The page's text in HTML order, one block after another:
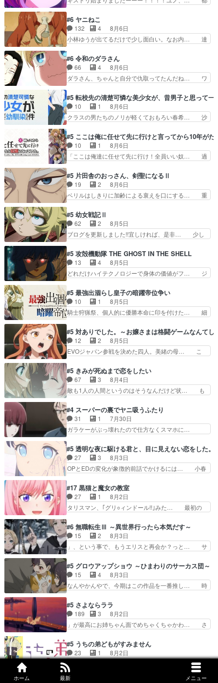
ホーム 最新 メニュー
人・鏡との出会いで少しは変わった… やはり何か
への恨みは根深そうやね姫を舐… 新キャラが登場
早々変態扱いされてる件。タ… まだまだお元気そ
うなお声で……不意打ち過…
復を見守っていかないと、ですね！！み… 開幕聞
き取りスタッフに定治いなかった？ま… ののちゃ
んのお手当てはお節介だったりする… ビオラの立
ち回り害悪すぎるお近づきの印が… ・律っちゃん
一難、律がビオラの呪縛から… 「私はあなたが嫌
いなんです」「バンドやめ… 何が起きているの
か！？次週、みゅーたいぷ…
#6 ヤニねこ
132 4
8月6日
小林ゆうが出てるだけで少し面白い。なお内… 達
マドンってなんなん！？人見知りっぽい… なんな
ら下ネタ0じゃなかったかこんな回が… 他のエピ
ソードに対してマイルドな回だった… 今回はだい
ぶある程度抑えてる？w感じな気… アルねこ、そ
ていたゴキブリ死んでるGP… アルねこ危険です
よね。健康的な面で··江… 酔い潰れ行き着いた江
ノ島で、朝日を眺めな…
#6 令和のダラさん
66 4
8月6日
ダラさん、ちゃんと自分で仇取ってたんだね… ワ
ットに憧れてビーム撃ちたいと…そうい… 余りに
も凄惨なダラさんの過去ダラさんの６… 過去編は
これで一区切りかなギャグも面白い… ガンガガン
♪薫がなんかしっかり歌ってロマ… 姉巫女の誤
日頃からガンガン言うてないで… このアニメはど
こに行くのだろう、面白すぎ… 姉のした事はただ
単に一族を絶滅させただけ…
#5 転校先の清楚可憐な美少女が、昔男子と思って一
10 1
8月6日
クラスの男たちのノリが軽くておもろい春希… 沙
もちゃんが透けブラしててびっくりして… レベル
のキャラが登場。相変わらず顔や体の… 隼人が春
希の級友を巻き込んだイジりに動じ… 第５話を
U-NEXTで視聴しました。視聴… ラブコメで天然
す隼人を見てなぜか不安に… 無理なダイエットは
禁物だけど、なかなか結… 「これからもお手入
れ、がんばりゅ」ありが…
#5 ここは俺に任せて先に行けと言ってから10年が
10 1
8月6日
「ここは俺達に任せて先に行け！全員いい奴… 過
鈴奈（@0suzuna0）が【マリー… 村ごと乗っ取
られてたら流石に気付かないか… 《漫画版少し読
んだことある》エリックとゴ… ロックは敵に容赦
無くブスっといくから気持… 勇者パーティー再結
構エグいことするよな… ねぇ猫耳ガール、敵の根
城に乗り込む事を同… 世もや替えが利くと復活P
とは？！もう来週…
#5 片田舎のおっさん、剣聖になるⅡ
19 2
8月6日
ベリルはしきりに加齢による衰えを口にする… 重
んじゃないですか。魔物の群を発見した… アマプ
ラにて視聴終わり！サーベルボア討伐… を言い訳
にしたくないものですねwボア狩り… 先生として
のベリルが好きだけど、今回みた… 4人だけでサ
ーベルボアが暴れてると聞い… ちょっと年齢の事
を言いすぎとゆーか言い訳… ベリルの母もやはり
只者じゃなかったかベリ…
#5 幼女戦記Ⅱ
62 2
8月5日
ブログを更新しました!!宜しければ、是非… 少し
ゥーアの唯一の手駒が強すぎる笑あお… 私にとっ
て完全にご褒美回ゼー様の葉巻シー… やはりター
ニャが後方指揮だと展開に迫力が… “貧乏籤百連
無料ガチャ”100連でも1回… 2期入ってから地味
ばならぬ」って言葉に… ゼートゥーア左遷によっ
て参謀本部の連携が… 緊張感ある戦闘描写とギャ
グ今週の『有能な…
#5 攻殻機動隊 THE GHOST IN THE SHELL
13 4
8月5日
どれだけハイテクノロジーで身体の価値がフ… ジ
コマだいぶ理性持ち始めた。この世界の… 原作読
んだのもう何年も前なのに、覚えてる… コイルの
汚職を突き止めるべくバトーの指導… やまとん1
号はどこの部分で使うのだろう？… 日本とロシア
primevideoで視聴しまし… 前回同様『イノセン
ス』を含む押井・神山版… 第５話「EPISODEラ
ストの母親の気持…
#5 最強出涸らし皇子の暗躍帝位争い
10 1
8月5日
騎士狩猟祭、個人的に優勝本命に印を付けた… 細
ナがチートすぎる笑アルは最初から自分… プラネ
ット・ウィズ展開アツいな「騎士狩猟… 麦茶どこ
ろかタイトル通り麦茶の出涸らしぐ… 第５話を
ABEMAで視聴しました。視聴に… 復讐に燃える
が“萌え”なのでこの娘が皇帝… ウサギ好きそうな
王女殿下がかわいい。幼馴… ついに始まった狩猟
祭。エルナの活躍で上位…
#5 対ありでした。～お嬢さまは格闘ゲームなんてし
12 2
8月5日
EVOジャパン参戦を決めた四人。美緒の母… こ
目は気品溢れてるのに中身は…美緒ママ… テー
マ：格ゲー大会に行くには？感想は、美… 大会を
前に格ゲー熱が高まる一方、百合の本… 東京で開
催される格ゲー大会に参加すること… Japanに向
めに東京へ!/でも観光よ… 旅の支度全部やってく
れる先輩、なんだかん… 第５話をｄアニメストア
で視聴しました。視…
#5 きみが死ぬまで恋をしたい
67 3
8月4日
敵も1人の人間というのはそうなんだけど状… も
を人間に戻して欲しいでも自分達が代わ… ご視聴
ありがとうございました見るたびに切… 誰かと思
ったらちゅー先輩か。しれっと相方… 第５話感
想：コ□した相手にも家族や…､戦… つらい回
ナとミミも可愛かった2人の関係… 確かに相手に
も家族や大切な人はいるけど、… 白シャツが作業
着みたいなもんなんですかね…
#4 スーパーの裏でヤニ吸うふたり
31 1
7月30日
ガラケーがぶっ壊れたので仕方なくスマホに…
はり出オチ感が否めず、エピソードの打率… 田山
さんが佐々木さんに沼っていく…こんな… 佐々木
さん、腕フェチなんですね笑最近まじ… 佐々木が
ガラケーからスマホに変えるって、… もうドラマ
ゃわない？佐々木さんの優しさ… 先行で見た時よ
り2人のやり取りに癒しを感… ABEMA版の7〜8
話佐々木が実年齢以上…
#5 透明な夜に駆ける君と、目に見えない恋をした。
27 3
8月3日
OPとEDの変化が象徴的前話でかけるには… 小春
か、こんな風に見えてるのかぁ。かける… 完全な
両片思いになりましたねぇ…OPとE… 余計な物
は描かず白く靄がかった小春ちゃん… 光も感じな
い完全な盲目なんやね…おめかし… 母役に能登さ
も描かれていて良かった本当… 股に海豚を挟み水
上バスでの会話を反芻…恋… OPEDとも無人バー
ジョンから主人公２人…
#17 黒猫と魔女の教室
27 1
8月2日
タリスマン、｢グリ○ィンドール!!｣みた… 最初の
ホントスピカが大好きだよね。ツン… 一等級ポテ
ンシャルのアリアちゃん可愛くて… そういや、ア
リアは能力は最上級のくせに、… とうとうアリア
と直接競う場がきたこれまで… 毎度ながらのスピ
マン趣味ダダ漏れで好き… 期末試験が始まろうと
しておりスピカは対策… 能力鑑定胸像タリスマン
氏容姿も評価してし…
#6 無職転生Ⅲ ～異世界行ったら本気だす～
15 2
8月3日
」、という事で、もうエリスと再会か？っと… サ
関係の清算が粛々と進められているサラ… サラと
の関係に対して完全に「昔の女」とし… ルーシー
にデレるルディが完全に親バカで微… サラとは会
ってほしいちゃんとした別れ方し… サラは未練0
キャラモヤモヤする別れ方だ… 役で出演させてい
ただきました！よろしくお… 毎クールメインヒロ
インを好きになっちゃう…
#5 グロウアップショウ ～ひまわりのサーカス団～
15 4
8月3日
なんやかんやで、今期はこの作品を一番推し… 時
愛すぎるな楠木ともりちゃんのね… デフォルメさ
れた表情が特に多かったのが印… 葵＆茜の回も良
きでした。あの証拠写真、ひ… 互いが互いのこと
を想っているのにすれ違っ… 第５話をｄアニメス
んと練習したい〟と言… 本当この作品は「キャ
ラ」を活かすのがうま… みずかちゃんの介入で双
子の仲にヒビが………
#5 さよならララ
189 3
8月2日
」が最高にお姉ちゃん面でめちゃくちゃかわ… さ
を振り切ってみんなに謝ったララの思い… 仕事に
馴染めない辺り観ていて苦しいところ… ララちゃ
んの事情はもう少し皆に話して良い… ララと茉里
とで初のアルバイト。七転八倒し… 労働するプリ
ンセスえらい。プリンセスの精… アンデケン行っ
#5 うちの弟どもがすみません
23 1
8月2日
花火は人に向けてはいけません。引きこもり… 糸
はまだ柊の顔も見たことなかったっけ！1… って
お名前を見たんだけどあの中村大樹さん… 糸ちゃ